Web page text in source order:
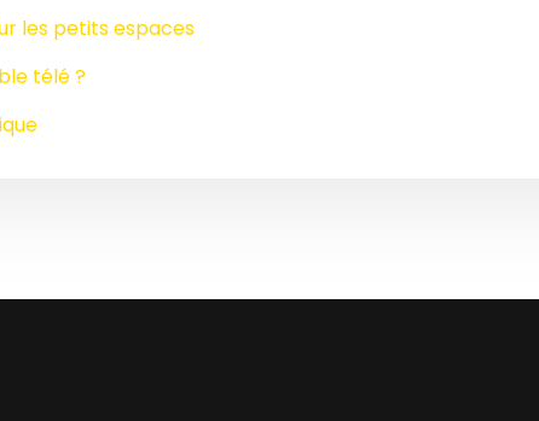
les petits espaces
télé ?